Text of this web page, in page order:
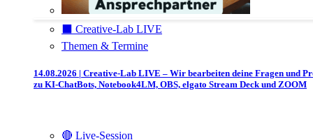
⬛️ Creative-Lab LIVE
Themen & Termine
14.08.2026 | Creative-Lab LIVE – Wir bearbeiten deine Fragen und
zu KI-ChatBots, Notebook4LM, OBS, elgato Stream Deck und ZOOM
🔴 Live-Session